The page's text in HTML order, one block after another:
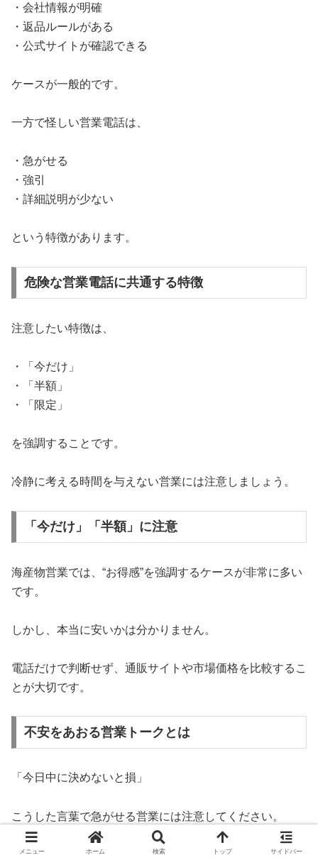
・会社情報が明確
・返品ルールがある
・公式サイトが確認できる
ケースが一般的です。
一方で怪しい営業電話は、
・急がせる
・強引
・詳細説明が少ない
という特徴があります。
危険な営業電話に共通する特徴
注意したい特徴は、
・「今だけ」
・「半額」
・「限定」
を強調することです。
冷静に考える時間を与えない営業には注意しましょう。
「今だけ」「半額」に注意
海産物営業では、“お得感”を強調するケースが非常に多い
です。
しかし、本当に安いかは分かりません。
電話だけで判断せず、通販サイトや市場価格を比較するこ
とが大切です。
不安をあおる営業トークとは
「今日中に決めないと損」
こうした言葉で急がせる営業には注意してください。
本当に良い商品なら、焦らせる必要はありません。
メニュー ホーム 検索 トップ サイドバー